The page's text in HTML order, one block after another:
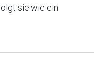
sie wie ein